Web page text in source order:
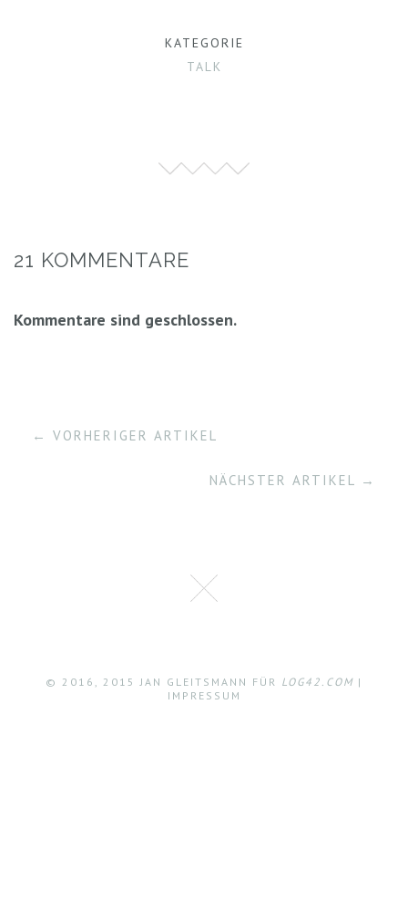
KATEGORIE
TALK
21 KOMMENTARE
Kommentare sind geschlossen.
← VORHERIGER ARTIKEL
NÄCHSTER ARTIKEL →
© 2016, 2015 JAN GLEITSMANN FÜR LOG42.COM |
IMPRESSUM